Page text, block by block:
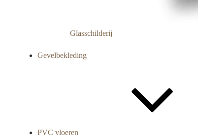
Glasschilderij
Gevelbekleding
PVC vloeren